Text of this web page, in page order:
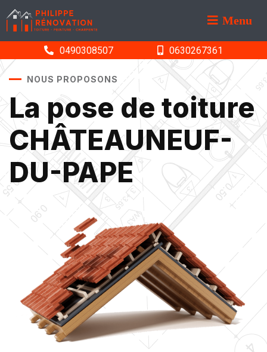
Menu
0490308507 0630267361
NOUS PROPOSONS
La pose de toiture
CHÂTEAUNEUF-
DU-PAPE